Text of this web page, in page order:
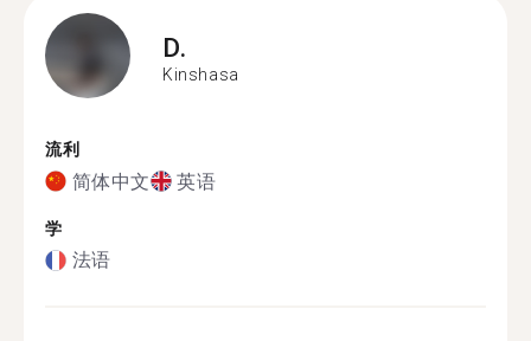
D.
Kinshasa
流利
简体中文 英语
学
法语